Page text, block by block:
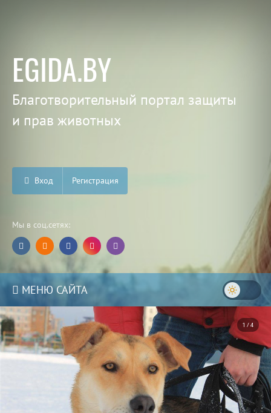
EGIDA.BY
Благотворительный портал защиты
и прав животных
Вход Регистрация
Мы в соц.сетях:
МЕНЮ САЙТА
1 / 4